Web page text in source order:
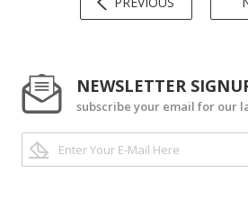
NEWSLETTER
subscribe your email for our